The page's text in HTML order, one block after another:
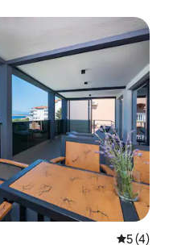
レビュー
5 (4)